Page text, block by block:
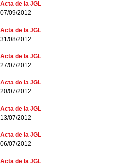
Acta de la JGL
07/09/2012
Acta de la JGL
31/08/2012
Acta de la JGL
27/07/2012
Acta de la JGL
20/07/2012
Acta de la JGL
13/07/2012
Acta de la JGL
06/07/2012
Acta de la JGL